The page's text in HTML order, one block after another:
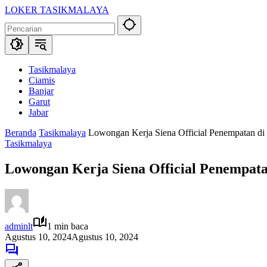
Langsung
konten
LOKER TASIKMALAYA
Lowongan
Kerja
Tasikmalaya
SekitarnaTasikmalaya
Ciamis
Banjar
Garut
Jabar
Beranda Tasikmalaya Lowongan Kerja Siena Official Penempatan di
Tasikmalaya
Lowongan Kerja Siena Official
adminlt
1 min baca
Agustus 10, 2024Agustus 10, 2024